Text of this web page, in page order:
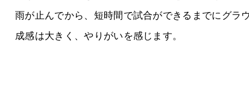
雨が止んでから、短時間で試合ができるまでにグラ
成感は大きく、やりがいを感じます。